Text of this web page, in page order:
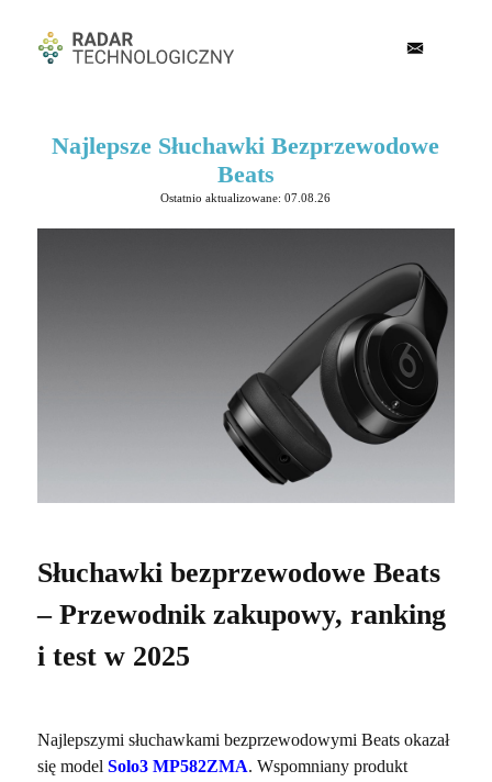
Najlepsze Słuchawki Bezprzewodowe
Beats
Ostatnio aktualizowane: 07.08.26
Słuchawki bezprzewodowe Beats
– Przewodnik zakupowy, ranking
i test w 2025
Najlepszymi słuchawkami bezprzewodowymi Beats okazał
się model Solo3 MP582ZMA. Wspomniany produkt